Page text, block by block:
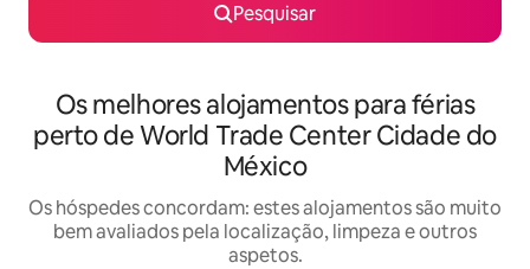
Pesquisar
Os melhores alojamentos para férias
perto de World Trade Center Cidade do
México
Os hóspedes concordam: estes alojamentos são muito
bem avaliados pela localização, limpeza e outros
aspetos.